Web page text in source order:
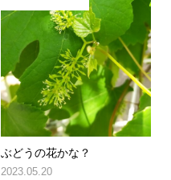
ぶどうの花かな？
2023.05.20